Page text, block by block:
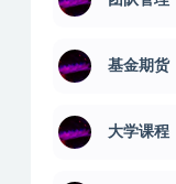
基金期货
大学课程